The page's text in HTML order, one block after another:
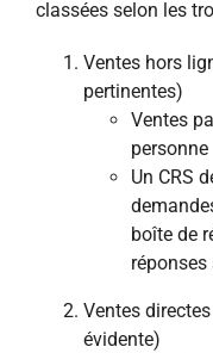
classées selon les
Ventes hors
pertinentes)
Ventes
personne
Un CRS
boîte de
Ventes
évidente)